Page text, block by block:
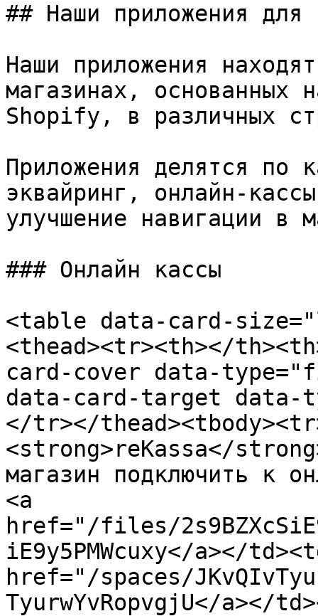
## Наши приложения для
Наши приложения
магазинах, основанных
Shopify, в различных
Приложения делятся по
эквайринг, онлайн-
улучшение навигации в
### Онлайн кассы
<table data-card-
<thead><tr><th></
card-cover data-
data-card-target data-
</tr></
<strong>reKassa</
магазин подключить к
<a
href="/files/
iE9y5PMWcuxy</a></
href="/spaces/
TyurwYvRopvgjU</a></